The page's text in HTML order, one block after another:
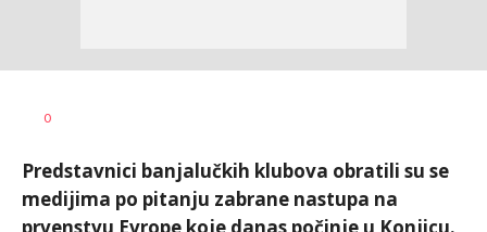
AUTOR
0
Predstavnici banjalučkih klubova obratili su se
medijima po pitanju zabrane nastupa na